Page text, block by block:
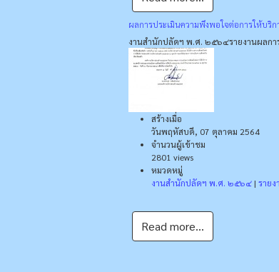
ผลการประเมินความพึงพอใจต่อการให้บ
งานสำนักปลัดฯ พ.ศ. ๒๕๖๔รายงานผลก
สร้างเมื่อ
วันพฤหัสบดี, 07 ตุลาคม 2564
จำนวนผู้เข้าชม
2801 views
หมวดหมู่
งานสำนักปลัดฯ พ.ศ. ๒๕๖๔ | ราย
Read more...